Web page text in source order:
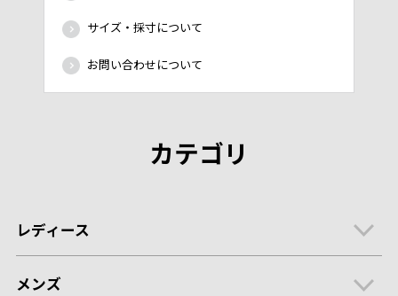
サイズ・採寸について
お問い合わせについて
カテゴリ
レディース
メンズ